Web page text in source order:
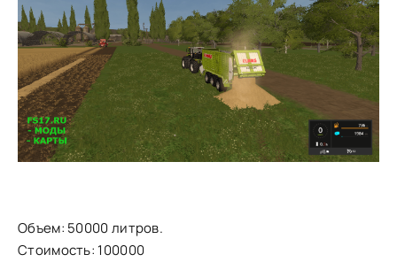
Объем: 50000 литров.
Стоимость: 100000